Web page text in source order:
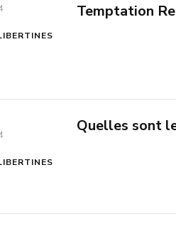
Temptation
Quelles sont